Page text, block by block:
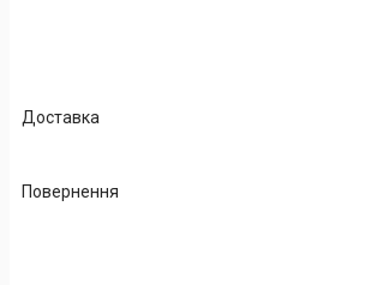
Доставка
Повернення